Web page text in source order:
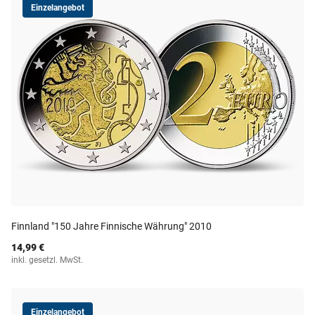
Einzelangebot
Finnland "150 Jahre Finnische Währung" 2010
14,99 €
inkl. gesetzl. MwSt.
Einzelangebot